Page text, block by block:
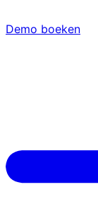
Demo boeken